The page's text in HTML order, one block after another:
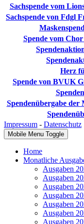
Sachspende vom
Sachspende von Fdgl
Spende vom
Herz
Spende von BVUK
Spendenübergabe
Impressum - Datenschutz
Mobile Menu Toggle
Home
Monatliche
Ausgaben
Ausgaben
Ausgaben
Ausgaben
Ausgaben
Ausgaben
Ausgaben